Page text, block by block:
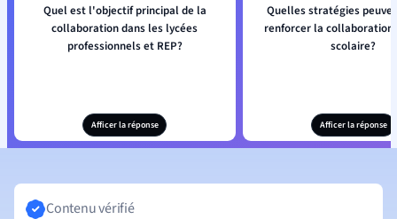
Quel est l'objectif principal de la
collaboration dans les lycées
professionnels et REP?
Afficer la réponse
Quelles stratégies
renforcer la collaboration
scolaire?
Afficer la réponse
Contenu vérifié